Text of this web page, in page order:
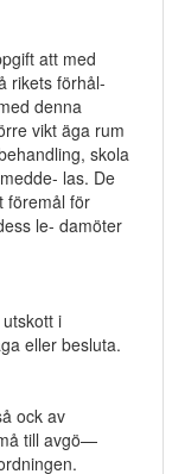
att med
rikets förhål-
denna
vikt äga rum
skola
las. De
föremål för
le- damöter
i
eller besluta.
ock av
till avgö—